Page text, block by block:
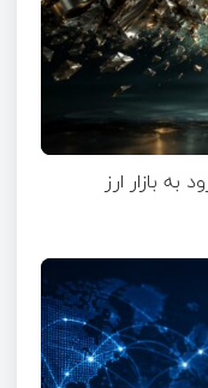
بازار ارز